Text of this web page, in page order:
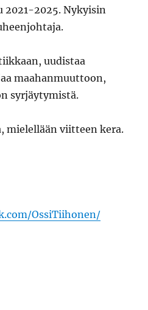
2025. Nykyisin
uudistaa
maahanmuuttoon,
syrjäytymistä.
mielellään viitteen kera.
OssiTiihonen/